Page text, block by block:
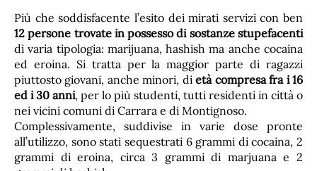
Più che soddisfacente l’esito dei mirati servizi con ben
12 persone trovate in possesso di sostanze stupefacenti
di varia tipologia: marijuana, hashish ma anche cocaina
ed eroina. Si tratta per la maggior parte di ragazzi
piuttosto giovani, anche minori, dietà compresa fra i 16
ed i 30 anni, per lo più studenti, tutti residenti in città o
nei vicini comuni di Carrara e di Montignoso.
Complessivamente, suddivise in varie dose pronte
all’utilizzo, sono stati sequestrati 6 grammi di cocaina, 2
grammi di eroina, circa 3 grammi di marjuana e 2